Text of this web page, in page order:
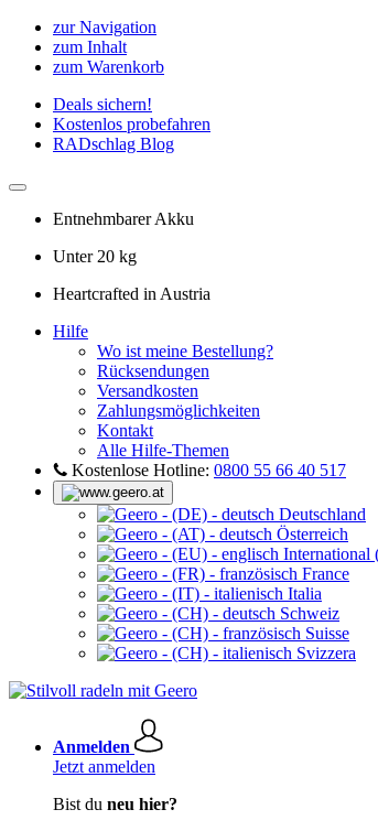
zur Navigation
zum Inhalt
zum Warenkorb
Deals sichern!
Kostenlos probefahren
RADschlag Blog
Entnehmbarer Akku
Unter 20 kg
Heartcrafted in Austria
Hilfe
Wo ist meine Bestellung?
Rücksendungen
Versandkosten
Zahlungsmöglichkeiten
Kontakt
Alle Hilfe-Themen
Kostenlose Hotline: 0800 55 66 40 517
Deutschland
Österreich
International
France
Italia
Schweiz
Suisse
Svizzera
Anmelden
Jetzt anmelden
Bist du neu hier?